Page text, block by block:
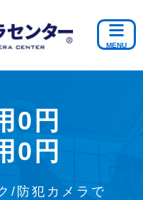
0円
0円
/防犯カメラで